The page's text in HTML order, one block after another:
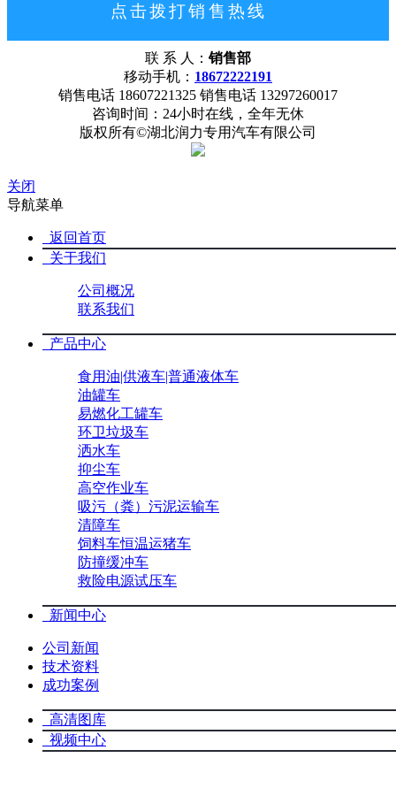
点击拨打销售热线
18672222191
公司概况
联 系 人：销售部
移动手机： 18672222191
销售电话 18607221325 销售电话 13297260017
咨询时间：24小时在线，全年无休
版权所有©湖北润力专用汽车有限公司
关闭
导航菜单
返回首页
关于我们
公司概况
联系我们
产品中心
食用油|供液车|普通液体车
油罐车
易燃化工罐车
环卫垃圾车
洒水车
抑尘车
高空作业车
吸污（粪）污泥运输车
清障车
饲料车恒温运猪车
防撞缓冲车
救险电源试压车
新闻中心
公司新闻
技术资料
成功案例
高清图库
视频中心